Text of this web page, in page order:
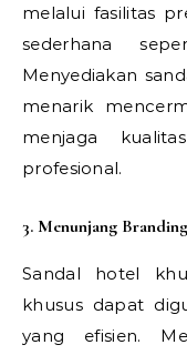
melalui fasilitas
sederhana
Menyediakan
menarik
menjaga
profesional.
3. Menunjang
Sandal hotel
khusus dapat
yang efisien.